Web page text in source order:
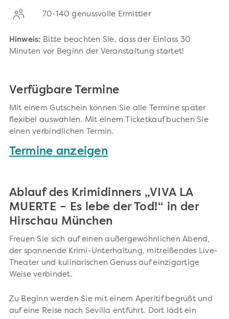
70-140 genussvolle Ermittler
Hinweis: Bitte beachten Sie, dass der Einlass 30
Minuten vor Beginn der Veranstaltung startet!
Verfügbare Termine
Mit einem Gutschein können Sie alle Termine später
flexibel auswählen. Mit einem Ticketkauf buchen Sie
einen verbindlichen Termin.
Termine anzeigen
Ablauf des Krimidinners „VIVA LA
MUERTE – Es lebe der Tod!“ in der
Hirschau München
Freuen Sie sich auf einen außergewöhnlichen Abend,
der spannende Krimi-Unterhaltung, mitreißendes Live-
Theater und kulinarischen Genuss auf einzigartige
Weise verbindet.
Zu Beginn werden Sie mit einem Aperitif begrüßt und
auf eine Reise nach Sevilla entführt. Dort lädt ein